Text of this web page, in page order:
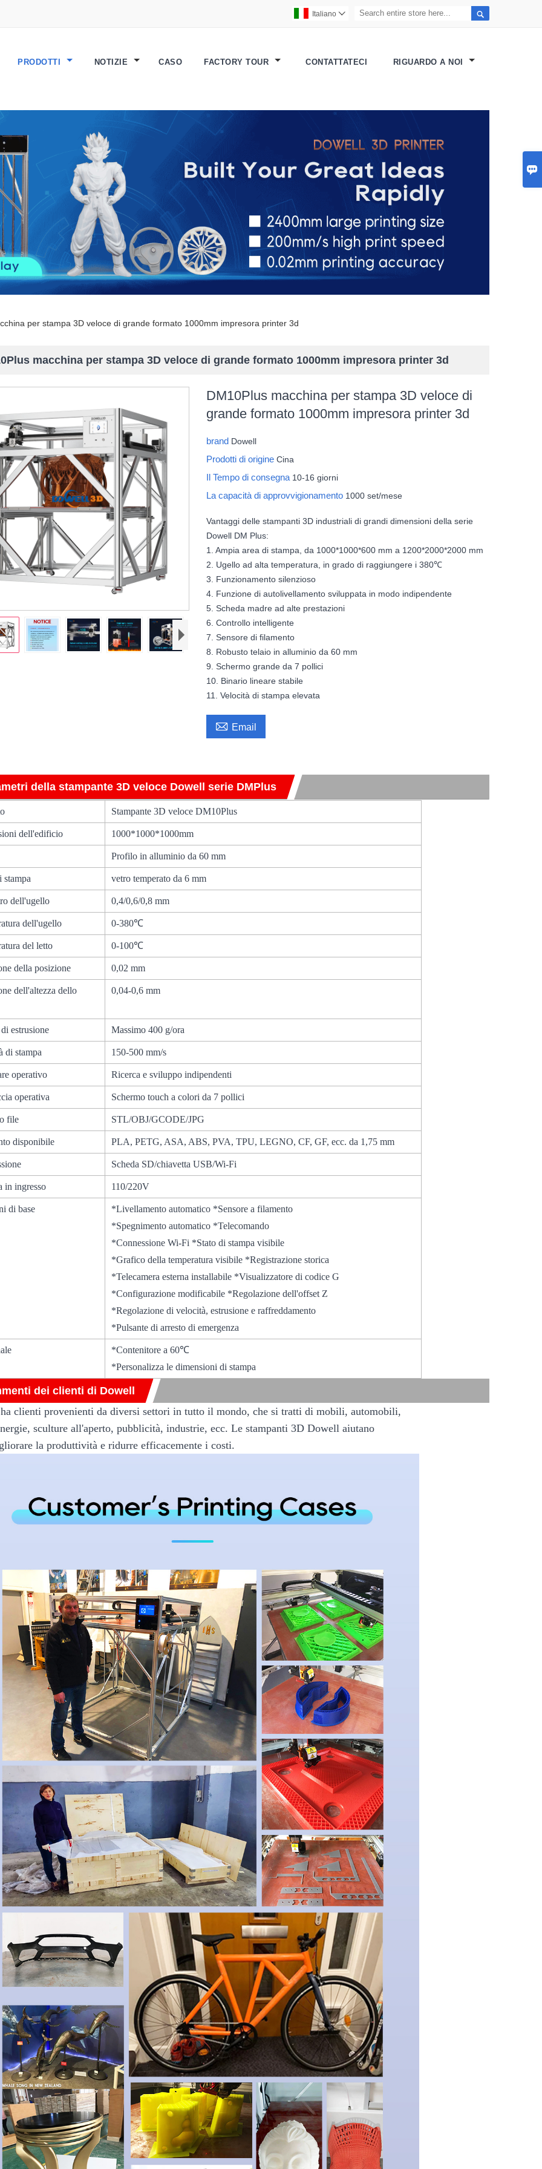


Italiano 
PRODOTTI NOTIZIE CASO FACTORY TOUR CONTATTATECI RIGUARDO A NOI
per stampa 3D veloce di grande formato 1000mm impresora printer 3d
macchina per stampa 3D veloce di grande formato 1000mm impresora printer 3d
DM10Plus macchina per stampa 3D veloce di
grande formato 1000mm impresora printer 3d
brand Dowell
Prodotti di origineCina
Il Tempo di consegna 10-16 giorni
La capacità di approvvigionamento 1000 set/mese
Vantaggi delle stampanti 3D industriali di grandi dimensioni della serie
Dowell DM Plus:
1. Ampia area di stampa, da 1000*1000*600 mm a 1200*2000*2000 mm
2. Ugello ad alta temperatura, in grado di raggiungere i 380℃
3. Funzionamento silenzioso
4. Funzione di autolivellamento sviluppata in modo indipendente
5. Scheda madre ad alte prestazioni
6. Controllo intelligente
7. Sensore di filamento
8. Robusto telaio in alluminio da 60 mm
9. Schermo grande da 7 pollici
10. Binario lineare stabile
11. Velocità di stampa elevata
 Email
della stampante 3D veloce Dowell serie DMPlus
Stampante 3D veloce DM10Plus
dell'edificio 1000*1000*1000mm
Profilo in alluminio da 60 mm
stampa vetro temperato da 6 mm
dell'ugello 0,4/0,6/0,8 mm
dell'ugello 0-380℃
del letto 0-100℃
della posizione 0,02 mm
dell'altezza dello
0,04-0,6 mm
estrusione Massimo 400 g/ora
di stampa 150-500 mm/s
operativo Ricerca e sviluppo indipendenti
operativa Schermo touch a colori da 7 pollici
file STL/OBJ/GCODE/JPG
disponibile PLA, PETG, ASA, ABS, PVA, TPU, LEGNO, CF, GF, ecc. da 1,75 mm
Scheda SD/chiavetta USB/Wi-Fi
in ingresso 110/220V
di base
*Livellamento automatico *Sensore a filamento
*Spegnimento automatico *Telecomando
*Connessione Wi-Fi *Stato di stampa visibile
*Grafico della temperatura visibile *Registrazione storica
*Telecamera esterna installabile *Visualizzatore di codice G
*Configurazione modificabile *Regolazione dell'offset Z
*Regolazione di velocità, estrusione e raffreddamento
*Pulsante di arresto di emergenza
*Contenitore a 60℃
*Personalizza le dimensioni di stampa
dei clienti di Dowell
clienti provenienti da diversi settori in tutto il mondo, che si tratti di mobili, automobili,
sculture all'aperto, pubblicità, industrie, ecc. Le stampanti 3D Dowell aiutano
la produttività e ridurre efficacemente i costi.